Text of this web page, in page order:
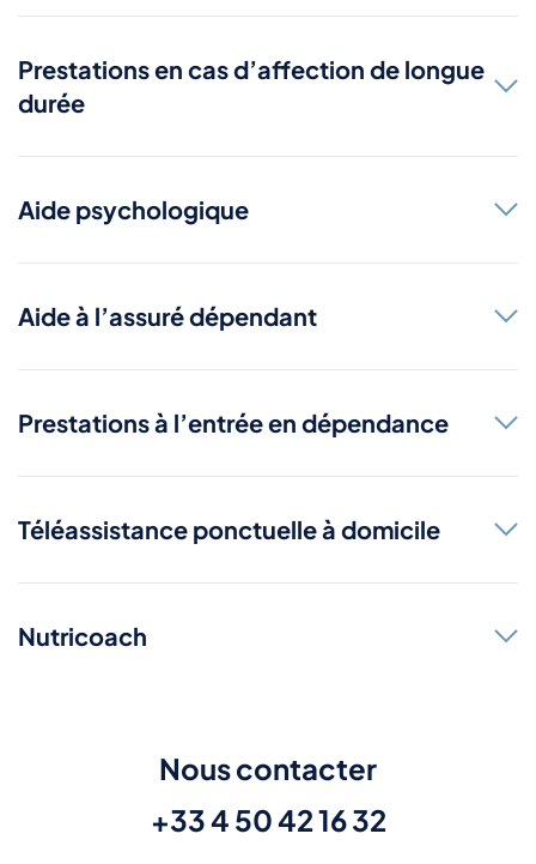
Prestations en cas d’affection de longue
durée
Aide psychologique
Aide à l’assuré dépendant
Prestations à l’entrée en dépendance
Téléassistance ponctuelle à domicile
Nutricoach
Nous contacter
+33 4 50 42 16 32